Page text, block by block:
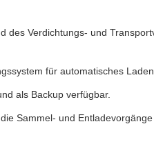
des Verdichtungs- und
für automatisches
als Backup verfügbar.
Sammel- und